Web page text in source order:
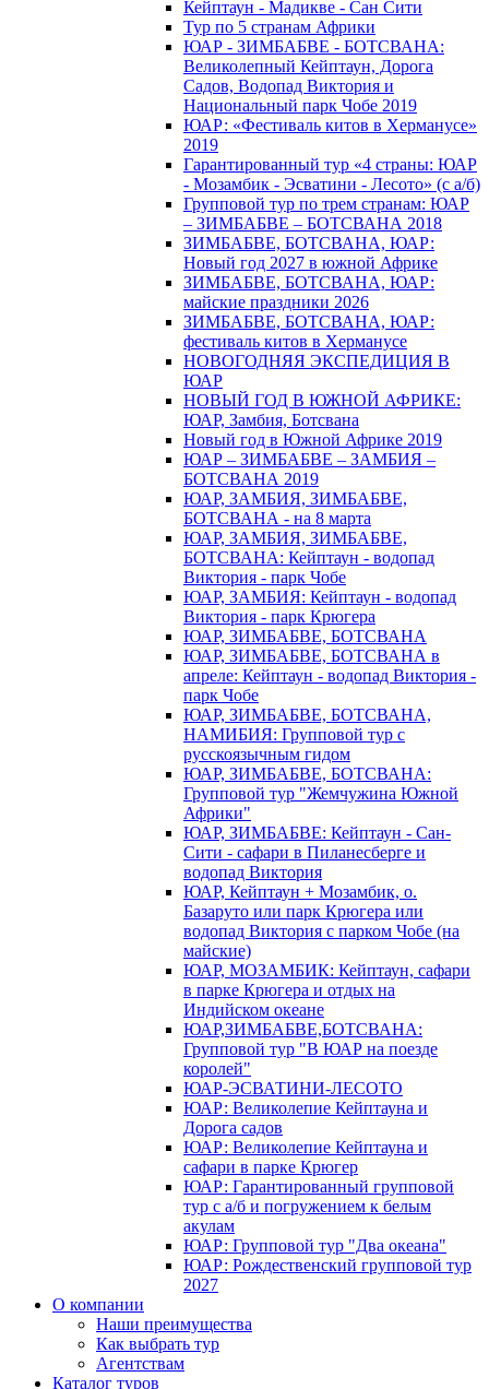
Кейптаун - Мадикве - Сан Сити
Тур по 5 странам Африки
ЮАР - ЗИМБАБВЕ - БОТСВАНА:
Великолепный Кейптаун, Дорога
Садов, Водопад Виктория и
Национальный парк Чобе 2019
ЮАР: «Фестиваль китов в Херманусе»
2019
Гарантированный тур «4 страны: ЮАР
- Мозамбик - Эсватини - Лесото» (с а/б)
Групповой тур по трем странам: ЮАР
– ЗИМБАБВЕ – БОТСВАНА 2018
ЗИМБАБВЕ, БОТСВАНА, ЮАР:
Новый год 2027 в южной Африке
ЗИМБАБВЕ, БОТСВАНА, ЮАР:
майские праздники 2026
ЗИМБАБВЕ, БОТСВАНА, ЮАР:
фестиваль китов в Херманусе
НОВОГОДНЯЯ ЭКСПЕДИЦИЯ В
ЮАР
НОВЫЙ ГОД В ЮЖНОЙ АФРИКЕ:
ЮАР, Замбия, Ботсвана
Новый год в Южной Африке 2019
ЮАР – ЗИМБАБВЕ – ЗАМБИЯ –
БОТСВАНА 2019
ЮАР, ЗАМБИЯ, ЗИМБАБВЕ,
БОТСВАНА - на 8 марта
ЮАР, ЗАМБИЯ, ЗИМБАБВЕ,
БОТСВАНА: Кейптаун - водопад
Виктория - парк Чобе
ЮАР, ЗАМБИЯ: Кейптаун - водопад
Виктория - парк Крюгера
ЮАР, ЗИМБАБВЕ, БОТСВАНА
ЮАР, ЗИМБАБВЕ, БОТСВАНА в
апреле: Кейптаун - водопад Виктория -
парк Чобе
ЮАР, ЗИМБАБВЕ, БОТСВАНА,
НАМИБИЯ: Групповой тур с
русскоязычным гидом
ЮАР, ЗИМБАБВЕ, БОТСВАНА:
Групповой тур "Жемчужина Южной
Африки"
ЮАР, ЗИМБАБВЕ: Кейптаун - Сан-
Сити - сафари в Пиланесберге и
водопад Виктория
ЮАР, Кейптаун + Мозамбик, о.
Базаруто или парк Крюгера или
водопад Виктория с парком Чобе (на
майские)
ЮАР, МОЗАМБИК: Кейптаун, сафари
в парке Крюгера и отдых на
Индийском океане
ЮАР,ЗИМБАБВЕ,БОТСВАНА:
Групповой тур "В ЮАР на поезде
королей"
ЮАР-ЭСВАТИНИ-ЛЕСОТО
ЮАР: Великолепие Кейптауна и
Дорога садов
ЮАР: Великолепие Кейптауна и
сафари в парке Крюгер
ЮАР: Гарантированный групповой
тур с а/б и погружением к белым
акулам
ЮАР: Групповой тур "Два океана"
ЮАР: Рождественский групповой тур
2027
О компании
Наши преимущества
Как выбрать тур
Агентствам
Каталог туров